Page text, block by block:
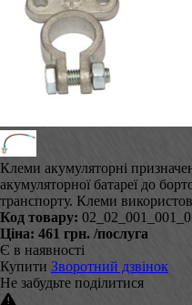
Клеми акумуляторні
акумуляторної батареї до
транспорту. Клеми
Код товару:
Ціна: 461 грн. /послуга
Є в наявності
Купити Зворотний дзвінок
Не забудьте поділитися